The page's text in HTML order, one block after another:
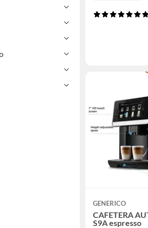
GENERICO
CAFETERA
S9A espresso